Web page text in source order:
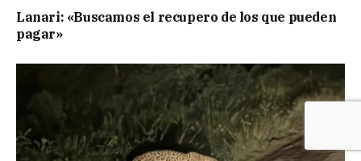
Lanari: «Buscamos el recupero de los que pueden
pagar»